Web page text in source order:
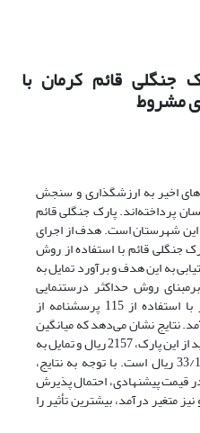
جنگلی قائم کرمان با
مشروط
اخیر به ارزشگذاری و سنجش
پرداخته‌اند. پارک جنگلی قائم
این شهرستان است. هدف از اجرای
جنگلی قائم با استفاده از روش
به این هدف و برآورد تمایل به
روش حداکثر درستنمایی
استفاده شد. داده‌های مورد نیاز با استفاده از 115 پرسشنامه از
نتایج نشان می‌دهد که میانگین
تمایل هر فرد به پرداخت برای بازدید از این پارک، 2157 ریال و تمایل به
پرداخت سالانۀ هر خانوار، 33/178191 ریال است. با توجه به نتایج،
پیشنهادی، احتمال پذیرش
و نیز متغیر درآمد، بیشترین تأثیر را